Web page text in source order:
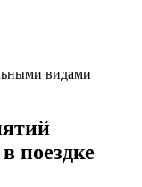
видами
поездке